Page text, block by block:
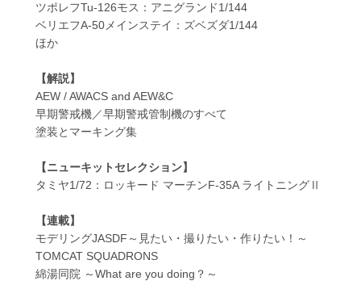
ツポレフTu-126モス：アニグランド1/144
ベリエフA-50メインステイ：ズベズダ1/144
ほか
【解説】
AEW / AWACS and AEW&C
早期警戒機／早期警戒管制機のすべて
塗装とマーキング集
【ニューキットセレクション】
タミヤ1/72：ロッキード マーチンF-35A ライトニングⅡ
【連載】
モデリングJASDF～見たい・撮りたい・作りたい！～
TOMCAT SQUADRONS
綿湯同院 ～What are you doing？～